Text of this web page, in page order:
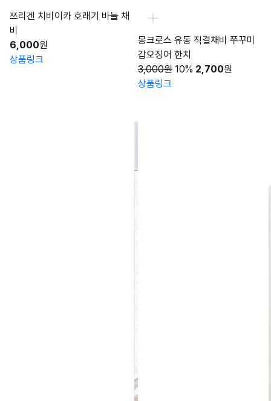
쯔리겐 치비이카 호래기 바늘 채
비
6,000원
상품링크
몽크로스 유동 직결채비 쭈꾸미
갑오징어 한치
3,000원 10% 2,700원
상품링크